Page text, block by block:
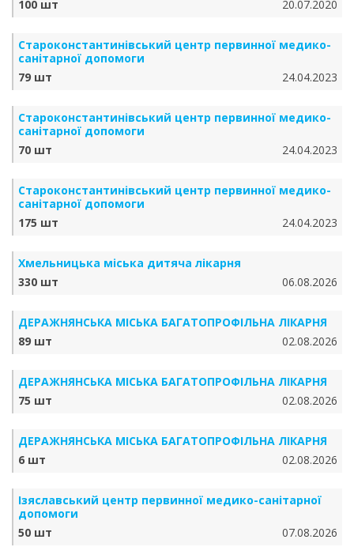
100 шт
20.07.2020
Староконстантинівський центр первинної медико-
санітарної допомоги
79 шт
24.04.2023
Староконстантинівський центр первинної медико-
санітарної допомоги
70 шт
24.04.2023
Староконстантинівський центр первинної медико-
санітарної допомоги
175 шт
24.04.2023
Хмельницька міська дитяча лікарня
330 шт
06.08.2026
ДЕРАЖНЯНСЬКА МІСЬКА БАГАТОПРОФІЛЬНА ЛІКАРНЯ
89 шт
02.08.2026
ДЕРАЖНЯНСЬКА МІСЬКА БАГАТОПРОФІЛЬНА ЛІКАРНЯ
75 шт
02.08.2026
ДЕРАЖНЯНСЬКА МІСЬКА БАГАТОПРОФІЛЬНА ЛІКАРНЯ
6 шт
02.08.2026
Ізяславський центр первинної медико-санітарної
допомоги
50 шт
07.08.2026